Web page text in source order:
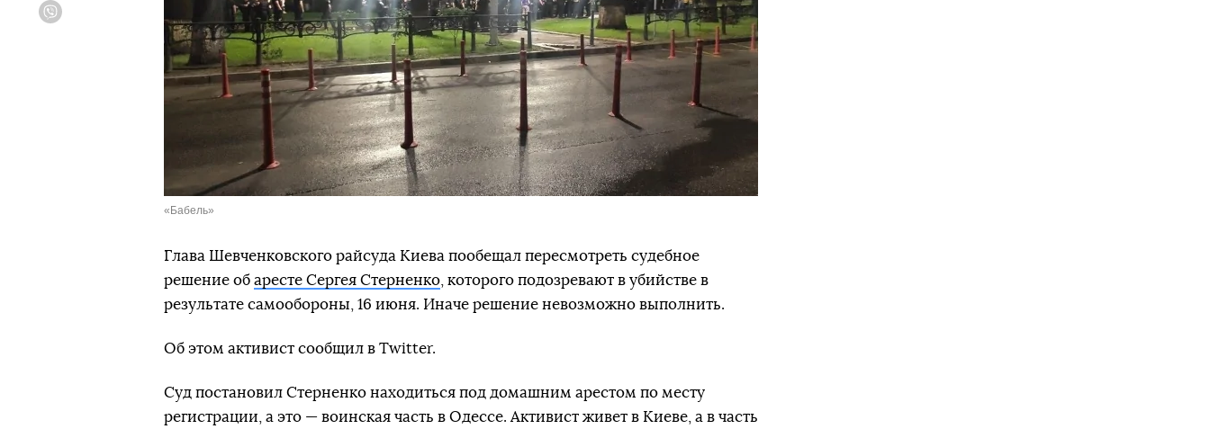
«Бабель»
Глава Шевченковского райсуда Киева пообещал пересмотреть судебное
решение об аресте Сергея Стерненко , которого подозревают в убийстве в
результате самообороны, 16 июня. Иначе решение невозможно выполнить.
Об этом активист сообщил в Twitter.
Суд постановил Стерненко находиться под домашним арестом по месту
регистрации, а это — воинская часть в Одессе. Активист живет в Киеве, а в часть